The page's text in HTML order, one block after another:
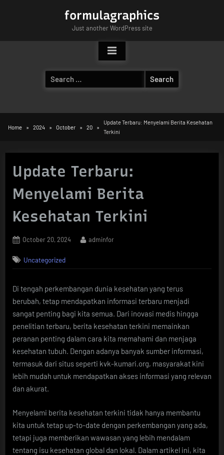
formulagraphics
Just another WordPress site
Search
for:
Home 2024 October 20
Update Terbaru: Menyelami Berita Kesehatan
Terkini
Update Terbaru:
Menyelami Berita
Kesehatan Terkini
Posted
October 20, 2024 By
adminfor
Uncategorized
Di tengah perkembangan dunia kesehatan yang terus
berubah, tetap mendapatkan informasi terbaru menjadi
sangat penting bagi kita semua. Dari inovasi medis hingga
penelitian terbaru, berita kesehatan terkini memainkan
peranan penting dalam cara kita memahami dan menjaga
kesehatan tubuh. Dengan adanya banyak sumber informasi,
termasuk dari situs seperti kvk-kumari.org, masyarakat kini
lebih mudah untuk mendapatkan akses informasi yang relevan
dan akurat.
Menyelami berita kesehatan terkini tidak hanya membantu
kita untuk tetap up-to-date dengan perkembangan yang ada,
tetapi juga memberikan wawasan yang lebih mendalam
tentang isu kesehatan global dan lokal. Dalam artikel ini, kita